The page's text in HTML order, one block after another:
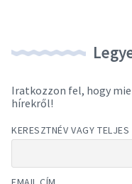
Iratkozzon fel, hogy
hírekről!
KERESZTNÉV VAGY TELJES